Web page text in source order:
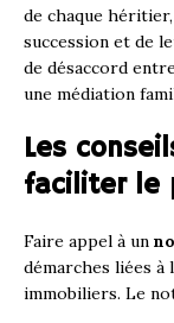
de chaque
succession et de
de désaccord
une médiation
Les
faciliter le
Faire appel à un
démarches liées à
immobiliers. Le